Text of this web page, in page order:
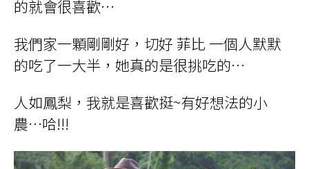
的就會很喜歡…
我們家一顆剛剛好，切好 菲比 一個人默默
的吃了一大半，她真的是很挑吃的…
人如鳳梨，我就是喜歡挺~有好想法的小
農…哈!!!